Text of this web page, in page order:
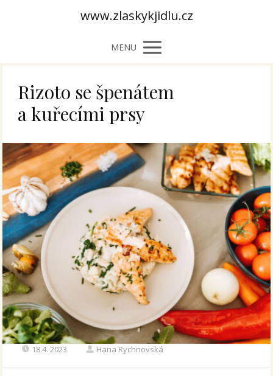
www.zlaskykjidlu.cz
MENU
Rizoto se špenátem
a kuřecími prsy
18.4. 2023 Hana Rychnovská